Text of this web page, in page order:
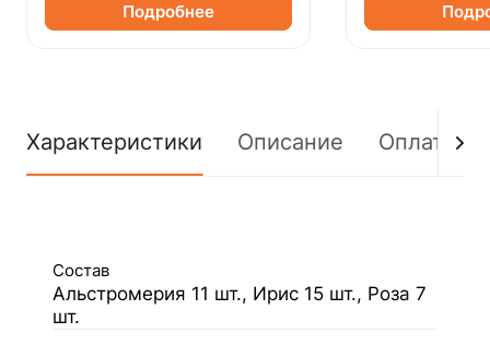
Подробнее
Характеристики Описание Оплата
Состав
Альстромерия 11 шт., Ирис 15 шт., Роза 7
шт.